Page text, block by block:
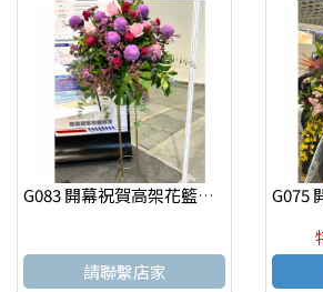
G083 開幕祝賀高架花籃、開幕藝術花籃 慶祝榮陞、開幕喬遷(一個)
請聯繫店家